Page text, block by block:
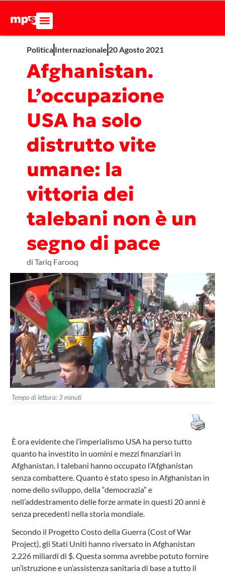
Politica Internazionale 20 Agosto 2021
Afghanistan.
L’occupazione
USA ha solo
distrutto vite
umane: la
vittoria dei
talebani non è un
segno di pace
di Tariq Farooq
Tempo di lettura:3 minuti
È ora evidente che l’imperialismo USA ha perso tutto
quanto ha investito in uomini e mezzi finanziari in
Afghanistan. I talebani hanno occupato l’Afghanistan
senza combattere. Quanto è stato speso in Afghanistan in
nome dello sviluppo, della “democrazia” e
nell’addestramento delle forze armate in questi 20 anni è
senza precedenti nella storia mondiale.
Secondo il Progetto Costo della Guerra (Cost of War
Project), gli Stati Uniti hanno riversato in Afghanistan
2.226 miliardi di $. Questa somma avrebbe potuto fornire
un’istruzione e un’assistenza sanitaria di base a tutto il